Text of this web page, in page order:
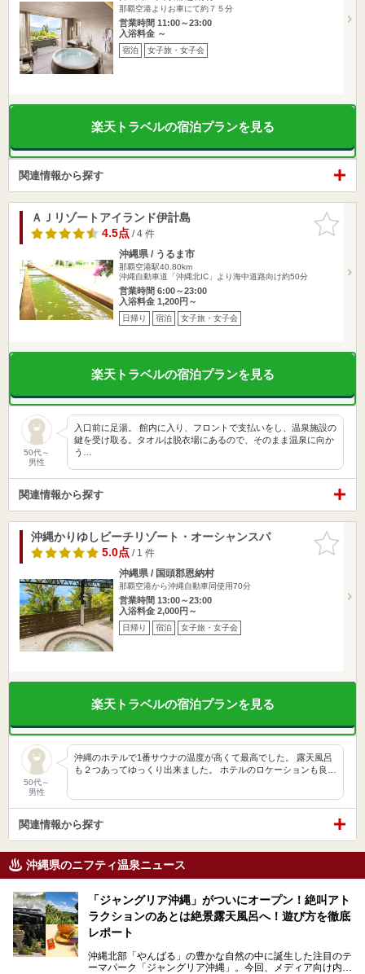
那覇空港よりお車にて約７５分
営業時間 11:00～23:00
入浴料金 ～
宿泊 女子旅・女子会
楽天トラベルの宿泊プランを見る
関連情報から探す
お気に入
りに追加
ＡＪリゾートアイランド伊計島
4.5点/ 4 件
沖縄県 / うるま市
那覇空港駅40.80km
沖縄自動車道「沖縄北IC」より海中道路向け約50分
営業時間 6:00～23:00
入浴料金 1,200円～
日帰り 宿泊 女子旅・女子会
楽天トラベルの宿泊プランを見る
50代～
男性
入口前に足湯。 館内に入り、フロントで支払いをし、温泉施設の
鍵を受け取る。タオルは脱衣場にあるので、そのまま温泉に向か
う…
関連情報から探す
お気に入
りに追加
沖縄かりゆしビーチリゾート・オーシャンスパ
5.0点/ 1 件
沖縄県 / 国頭郡恩納村
那覇空港から沖縄自動車同使用70分
営業時間 13:00～23:00
入浴料金 2,000円～
日帰り 宿泊 女子旅・女子会
楽天トラベルの宿泊プランを見る
50代～
男性
沖縄のホテルで1番サウナの温度が高くて最高でした。 露天風呂
も２つあってゆっくり出来ました。 ホテルのロケーションも良…
関連情報から探す
沖縄県のニフティ温泉ニュース
「ジャングリア沖縄」がついにオープン！絶叫アト
ラクションのあとは絶景露天風呂へ！遊び方を徹底
レポート
沖縄北部「やんばる」の豊かな自然の中に誕生した注目のテ
ーマパーク「ジャングリア沖縄」。今回、メディア向け内覧